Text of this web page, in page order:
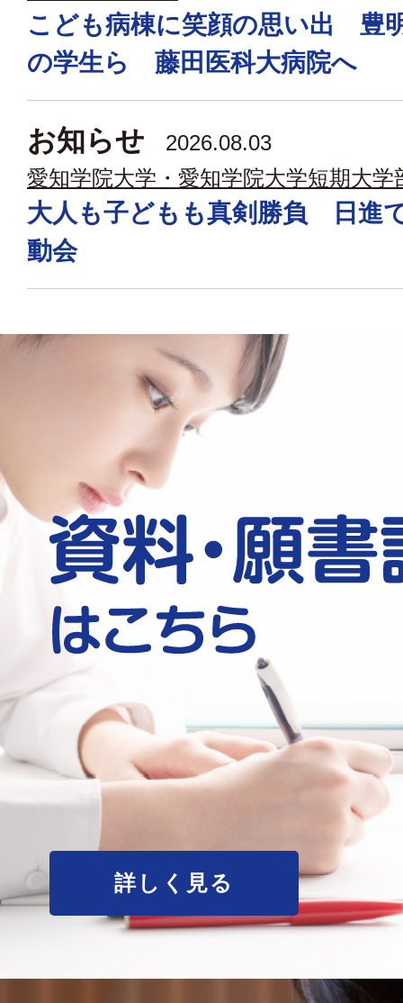
こども病棟に笑顔の思い出 豊
の学生ら 藤田医科大病院へ
お知らせ
2026.08.03
愛知学院大学・愛知学院大学短期大学
大人も子どもも真剣勝負 日進
動会
詳しく見る